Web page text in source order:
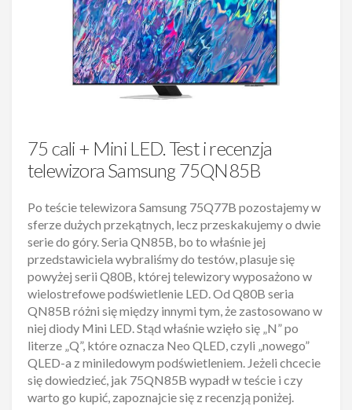
75 cali + Mini LED. Test i recenzja
telewizora Samsung 75QN85B
Po teście telewizora Samsung 75Q77B pozostajemy w
sferze dużych przekątnych, lecz przeskakujemy o dwie
serie do góry. Seria QN85B, bo to właśnie jej
przedstawiciela wybraliśmy do testów, plasuje się
powyżej serii Q80B, której telewizory wyposażono w
wielostrefowe podświetlenie LED. Od Q80B seria
QN85B różni się między innymi tym, że zastosowano w
niej diody Mini LED. Stąd właśnie wzięło się „N” po
literze „Q”, które oznacza Neo QLED, czyli „nowego”
QLED-a z miniledowym podświetleniem. Jeżeli chcecie
się dowiedzieć, jak 75QN85B wypadł w teście i czy
warto go kupić, zapoznajcie się z recenzją poniżej.